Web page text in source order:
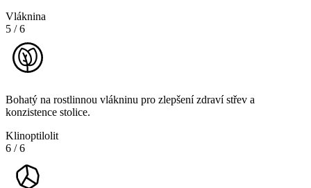
Vláknina
5 /6
Bohatý na rostlinnou vlákninu pro zlepšení zdraví střev a
konzistence stolice.
Klinoptilolit
6 /6